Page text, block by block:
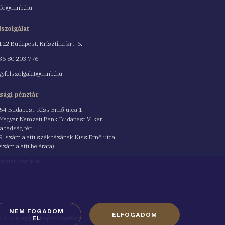
Budapest, Krisztina krt. 6.
80 203 776
pénztár
Budapest, Kiss Ernő utca 1.
Nemzeti Bank Budapest V. ker.,
tér
szám alatti székházának Kiss Ernő utca
alatti bejárata)
a honlappal kapcsolatban
NEM FOGADOM
EL
ELFOGADOM